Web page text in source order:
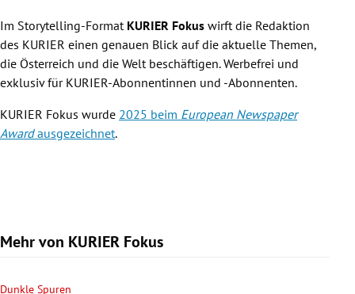
Im Storytelling-Format KURIER Fokus wirft die Redaktion
des KURIER einen genauen Blick auf die aktuelle Themen,
die Österreich und die Welt beschäftigen. Werbefrei und
exklusiv für KURIER-Abonnentinnen und -Abonnenten.
KURIER Fokus wurde 2025 beim European Newspaper
Awardausgezeichnet.
Mehr von KURIER Fokus
Dunkle Spuren